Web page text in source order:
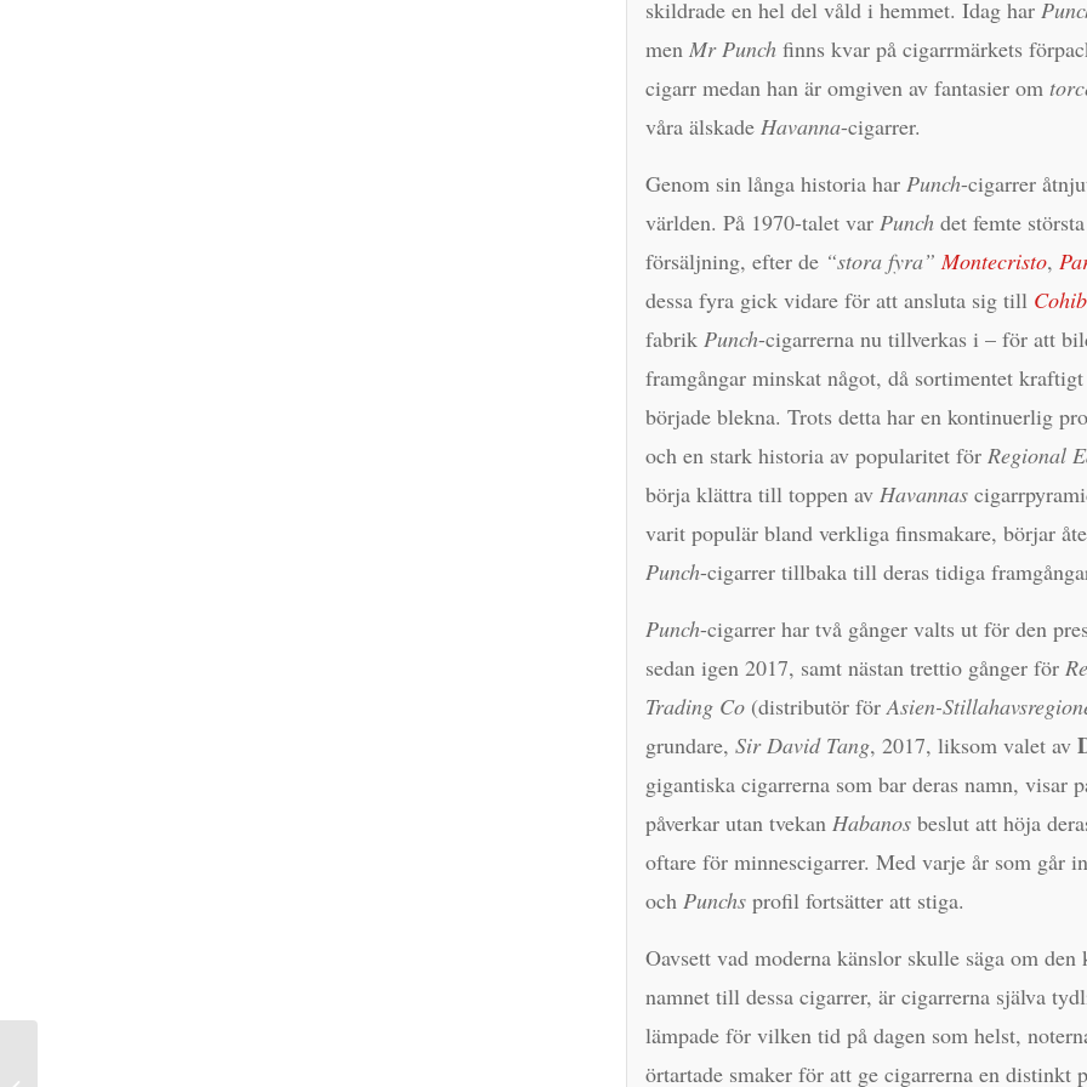
skildrade en hel del våld i hemmet. Idag har
men Mr Punch finns kvar på cigarrmärkets
cigarr medan han är omgiven av fantasier om
våra älskade Havanna-cigarrer.
Genom sin långa historia harPunch-cigarrer
världen. På 1970-talet varPunch det femte
försäljning, efter de “stora fyra” Montecristo,
dessa fyra gick vidare för att ansluta sig till
fabrikPunch-cigarrerna nu tillverkas i – för att
framgångar minskat något, då sortimentet
började blekna. Trots detta har en kontinuerlig
och en stark historia av popularitet förRegional
börja klättra till toppen avHavannas
varit populär bland verkliga finsmakare, börjar
Punch-cigarrer tillbaka till deras tidiga
Punch-cigarrer har två gånger valts ut för den
sedan igen 2017, samt nästan trettio gånger för
Trading Co (distributör förAsien-
grundare,Sir David Tang, 2017, liksom valet av
gigantiska cigarrerna som bar deras namn, visar
påverkar utan tvekanHabanos beslut att höja
oftare för minnescigarrer. Med varje år som går
ochPunchs profil fortsätter att stiga.
Oavsett vad moderna känslor skulle säga om
namnet till dessa cigarrer, är cigarrerna själva
lämpade för vilken tid på dagen som helst,
örtartade smaker för att ge cigarrerna en